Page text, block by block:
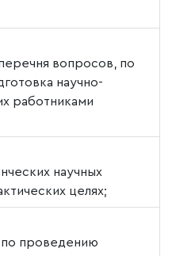
вопросов, по
научно-
работниками
научных
целях;
по проведению